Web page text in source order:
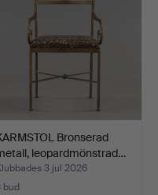
Bronserad
leopardmönstrad…
3 jul 2026
bud